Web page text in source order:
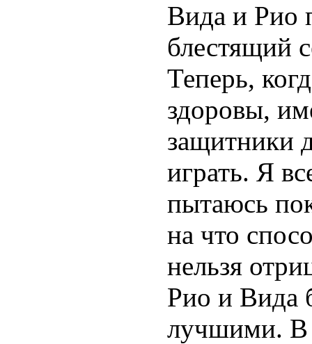
Вида и Рио
блестящий
Теперь,
здоровы,
защитники
играть. Я
пытаюсь
на что
нельзя
Рио и Вида
лучшими. В